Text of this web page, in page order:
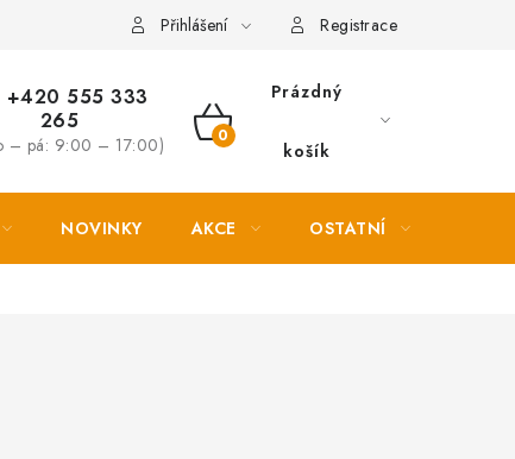
Přihlášení Registrace
+420 555 333
265
– pá: 9:00 – 17:00)
NÁKUPNÍ
Prázdný
košík
NOVINKY AKCE OSTATNÍ